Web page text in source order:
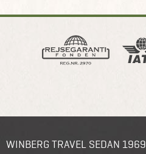
WINBERG TRAVEL SEDAN 1969